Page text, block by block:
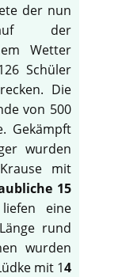
der nun
der
Wetter
Schüler
Die
von 500
Gekämpft
wurden
mit
15
eine
rund
wurden
mit 14